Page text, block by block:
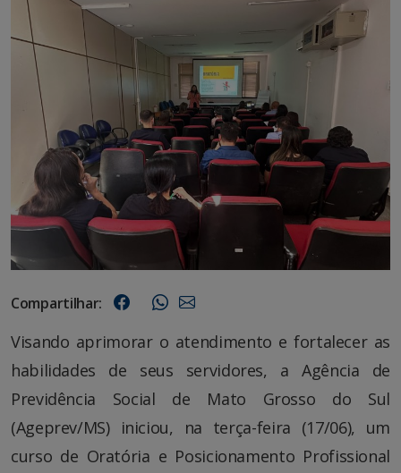
Compartilhar:
Visando aprimorar o atendimento e fortalecer as
habilidades de seus servidores, a Agência de
Previdência Social de Mato Grosso do Sul
(Ageprev/MS) iniciou, na terça-feira (17/06), um
curso de Oratória e Posicionamento Profissional